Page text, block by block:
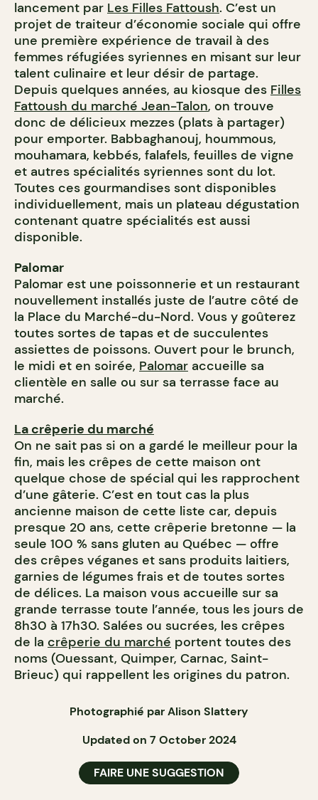
lancement par Les Filles Fattoush. C’est un
projet de traiteur d’économie sociale qui offre
une première expérience de travail à des
femmes réfugiées syriennes en misant sur leur
talent culinaire et leur désir de partage.
Depuis quelques années, au kiosque des Filles
Fattoush du marché Jean-Talon, on trouve
donc de délicieux mezzes (plats à partager)
pour emporter. Babbaghanouj, hoummous,
mouhamara, kebbés, falafels, feuilles de vigne
et autres spécialités syriennes sont du lot.
Toutes ces gourmandises sont disponibles
individuellement, mais un plateau dégustation
contenant quatre spécialités est aussi
disponible.
Palomar
Palomar est une poissonnerie et un restaurant
nouvellement installés juste de l’autre côté de
la Place du Marché-du-Nord. Vous y goûterez
toutes sortes de tapas et de succulentes
assiettes de poissons. Ouvert pour le brunch,
le midi et en soirée, Palomar accueille sa
clientèle en salle ou sur sa terrasse face au
marché.
La crêperie du marché
On ne sait pas si on a gardé le meilleur pour la
fin, mais les crêpes de cette maison ont
quelque chose de spécial qui les rapprochent
d’une gâterie. C’est en tout cas la plus
ancienne maison de cette liste car, depuis
presque 20 ans, cette crêperie bretonne — la
seule 100 % sans gluten au Québec — offre
des crêpes véganes et sans produits laitiers,
garnies de légumes frais et de toutes sortes
de délices. La maison vous accueille sur sa
grande terrasse toute l’année, tous les jours de
8h30 à 17h30. Salées ou sucrées, les crêpes
de la crêperie du marché portent toutes des
noms (Ouessant, Quimper, Carnac, Saint-
Brieuc) qui rappellent les origines du patron.
Photographié par Alison Slattery
Updated on 7 October 2024
FAIRE UNE SUGGESTION